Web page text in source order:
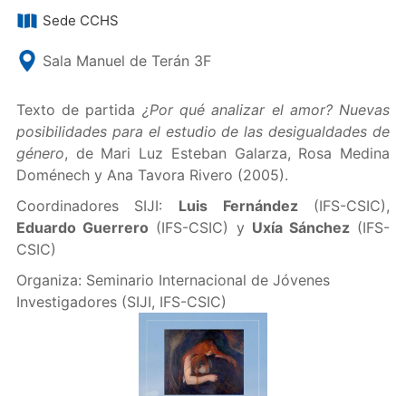
Sede CCHS
Sala Manuel de Terán 3F
Texto de partida ¿Por qué analizar el amor? Nuevas
posibilidades para el estudio de las desigualdades de
género, de Mari Luz Esteban Galarza, Rosa Medina
Doménech y Ana Tavora Rivero (2005).
Coordinadores SIJI: Luis Fernández(IFS-CSIC),
Eduardo Guerrero (IFS-CSIC) y Uxía Sánchez(IFS-
CSIC)
Organiza: Seminario Internacional de Jóvenes
Investigadores (SIJI, IFS-CSIC)